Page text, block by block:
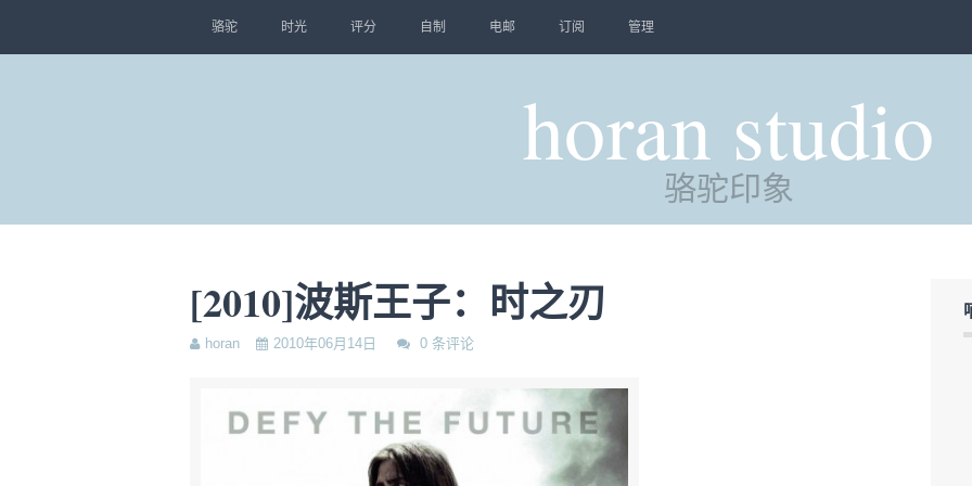
骆驼 时光 评分 自制 电邮 订阅 管理
horan studio
骆驼印象
[2010]波斯王子：时之刃
horan 2010年06月14日 0 条评论